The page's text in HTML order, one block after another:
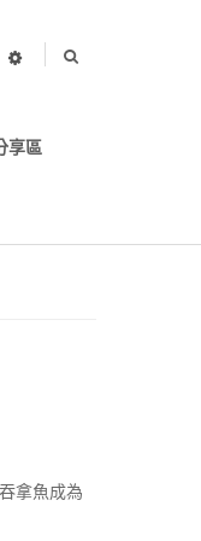
享區
拿魚成為